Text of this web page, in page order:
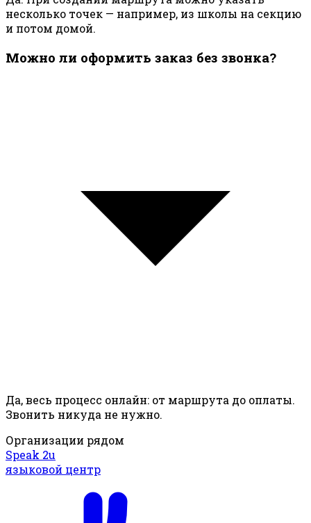
несколько точек — например, из школы на секцию
и потом домой.
Можно ли оформить заказ без звонка?
Да, весь процесс онлайн: от маршрута до оплаты.
Звонить никуда не нужно.
Организации рядом
Speak 2u
языковой центр